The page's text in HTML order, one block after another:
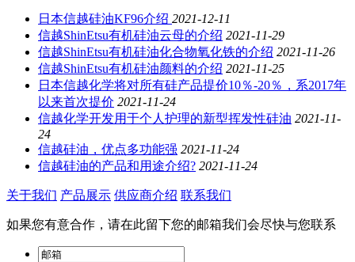
日本信越硅油KF96介绍 2021-12-11
信越ShinEtsu有机硅油云母的介绍 2021-11-29
信越ShinEtsu有机硅油化合物氧化铁的介绍 2021-11-26
信越ShinEtsu有机硅油颜料的介绍 2021-11-25
日本信越化学将对所有硅产品提价10％-20％，系2017年
以来首次提价 2021-11-24
信越化学开发用于个人护理的新型挥发性硅油 2021-11-
24
信越硅油，优点多功能强 2021-11-24
信越硅油的产品和用途介绍? 2021-11-24
关于我们 产品展示 供应商介绍 联系我们
如果您有意合作，请在此留下您的邮箱我们会尽快与您联系